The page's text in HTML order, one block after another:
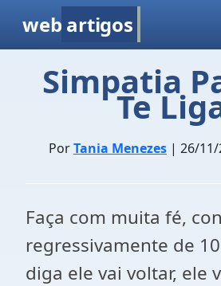
web artigos
Simpatia
Te
PorTania Menezes | 26/
Faça com muita fé,
regressivamente de
diga ele vai voltar, ele